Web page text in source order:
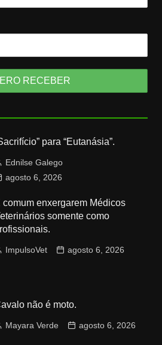
para “Eutanásia”.
Ednilse Galego
agosto 6, 2026
comum enxergarem Médicos
somente como
ImpulsoVet agosto 6, 2026
não é moto.
Mayara Verde agosto 6, 2026